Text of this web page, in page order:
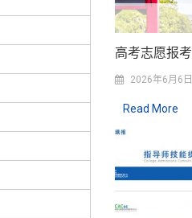
高考志愿报
2026年6月6日
Read More